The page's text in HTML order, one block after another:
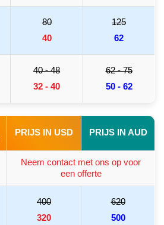
80
40
125
62
40 - 48
32 - 40
62 - 75
50 - 62
PRIJS IN USD PRIJS IN AUD
Neem contact met ons op voor
een offerte
400
320
620
500